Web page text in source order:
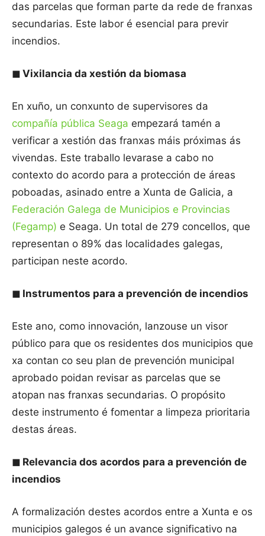
das parcelas que forman parte da rede de franxas
secundarias. Este labor é esencial para previr
incendios.
◼ Vixilancia da xestión da biomasa
En xuño, un conxunto de supervisores da
compañía pública Seaga empezará tamén a
verificar a xestión das franxas máis próximas ás
vivendas. Este traballo levarase a cabo no
contexto do acordo para a protección de áreas
poboadas, asinado entre a Xunta de Galicia, a
Federación Galega de Municipios e Provincias
(Fegamp) e Seaga. Un total de 279 concellos, que
representan o 89% das localidades galegas,
participan neste acordo.
◼ Instrumentos para a prevención de incendios
Este ano, como innovación, lanzouse un visor
público para que os residentes dos municipios que
xa contan co seu plan de prevención municipal
aprobado poidan revisar as parcelas que se
atopan nas franxas secundarias. O propósito
deste instrumento é fomentar a limpeza prioritaria
destas áreas.
◼ Relevancia dos acordos para a prevención de
incendios
A formalización destes acordos entre a Xunta e os
municipios galegos é un avance significativo na